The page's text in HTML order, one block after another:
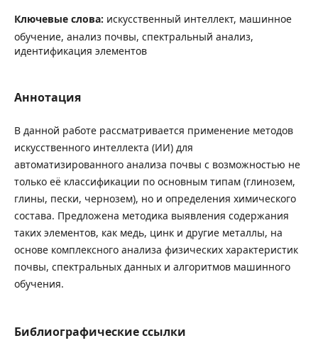
Ключевые слова: искусственный интеллект, машинное
обучение, анализ почвы, спектральный анализ,
идентификация элементов
Аннотация
В данной работе рассматривается применение методов
искусственного интеллекта (ИИ) для
автоматизированного анализа почвы с возможностью не
только её классификации по основным типам (глинозем,
глины, пески, чернозем), но и определения химического
состава. Предложена методика выявления содержания
таких элементов, как медь, цинк и другие металлы, на
основе комплексного анализа физических характеристик
почвы, спектральных данных и алгоритмов машинного
обучения.
Библиографические ссылки